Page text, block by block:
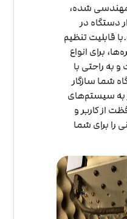
مهندسی شده،
دستگاه در
قابلیت تنظیم
برای انواع
به راحتی با
شما سازگار
سیستم‌های
از کاربر و
را برای شما